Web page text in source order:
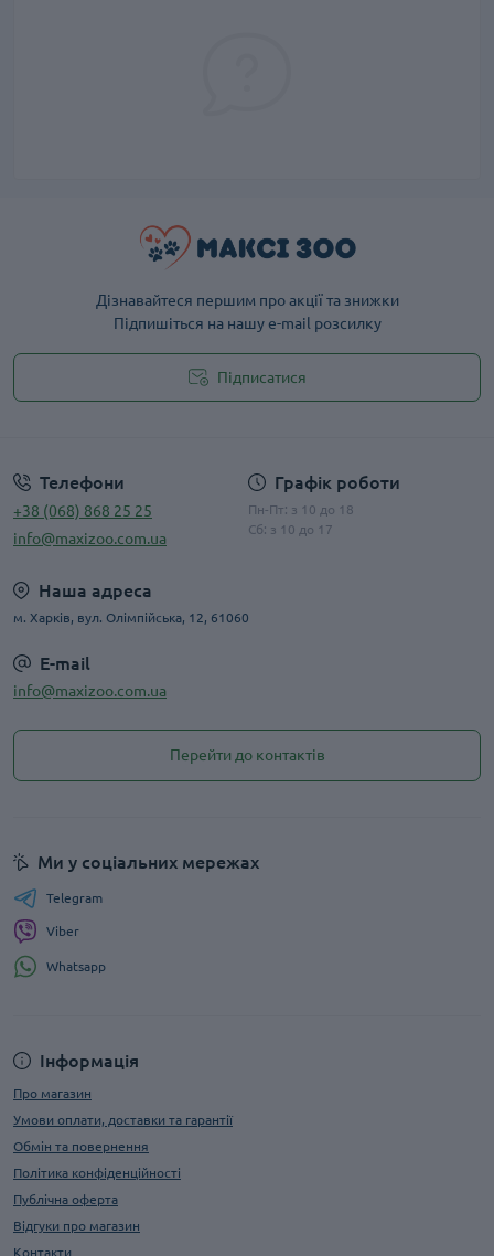
Дізнавайтеся першим про акції та знижки
Підпишіться на нашу e-mail розсилку
Підписатися
Телефони
+38 (068) 868 25 25
info@maxizoo.com.ua
Графік роботи
Пн-Пт: з 10 до 18
Сб: з 10 до 17
Наша адреса
м. Харків, вул. Олімпійська, 12, 61060
E-mail
info@maxizoo.com.ua
Перейти до контактів
Інформація
Про магазин
Умови оплати, доставки та гарантії
Обмін та повернення
Політика конфіденційності
Публічна оферта
Відгуки про магазин
Контакти
Ми у соціальних мережах
Telegram
Viber
Whatsapp